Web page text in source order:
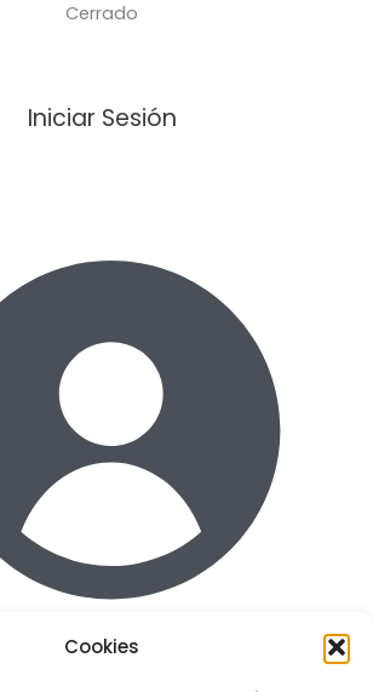
Cookies
Cerrado
Iniciar Sesión